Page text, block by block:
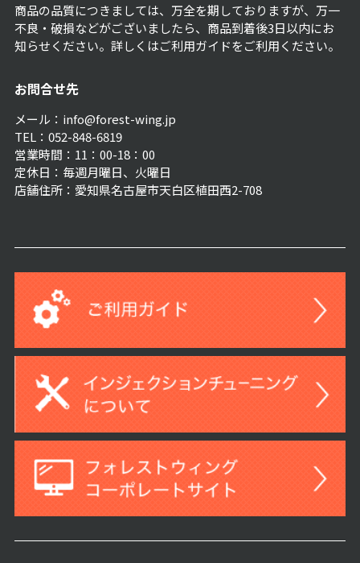
商品の品質につきましては、万全を期しておりますが、万一
不良・破損などがございましたら、商品到着後3日以内にお
知らせください。詳しくはご利用ガイドをご利用ください。
お問合せ先
メール：info@forest-wing.jp
TEL：052-848-6819
営業時間：11：00-18：00
定休日：毎週月曜日、火曜日
店舗住所：愛知県名古屋市天白区植田西2-708